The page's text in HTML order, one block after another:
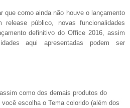
que como ainda não houve o lançamento
público, novas funcionalidades
definitivo do Office 2016, assim
aqui apresentadas podem ser
como dos demais produtos do
escolha o Tema colorido (além dos